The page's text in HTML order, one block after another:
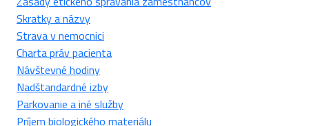
Skratky a názvy
Strava v nemocnici
Charta práv pacienta
Návštevné hodiny
Nadštandardné izby
Parkovanie a iné služby
Príjem biologického materiálu